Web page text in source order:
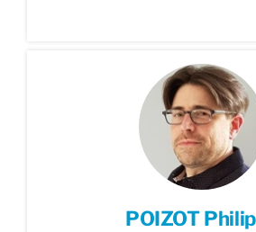
POIZOT